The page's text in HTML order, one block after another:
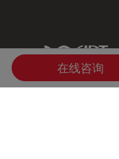
IDT Link
在线咨询